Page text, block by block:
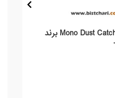
پاک کن مدل Mono Dust Catch برند